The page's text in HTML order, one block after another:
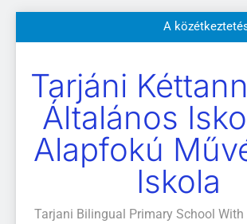
a
Szülői értekezletek 2026.
A
Kötelező és ajánlott
Szülői értekezletek 2026. május
A
Kötelező és ajánlott
A Mi
Tarjáni
Általános
Alapfokú
Iskola
Tarjani Bilingual Primary School With